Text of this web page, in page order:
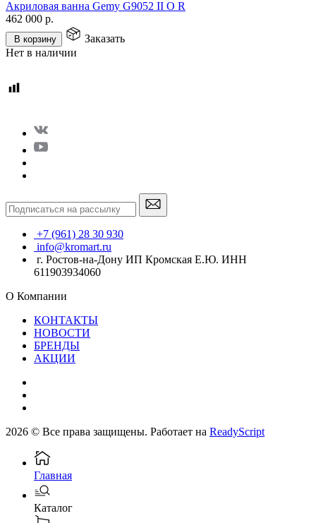
Акриловая ванна Gemy G9052 II O R
462 000 р.
В корзину
Заказать
Нет в наличии
+7 (961) 28 30 930
info@kromart.ru
г. Ростов-на-Дону ИП Кромская Е.Ю. ИНН
611903934060
О Компании
КОНТАКТЫ
НОВОСТИ
БРЕНДЫ
АКЦИИ
2026 © Все права защищены. Работает на ReadyScript
Главная
Каталог